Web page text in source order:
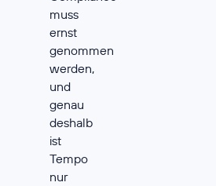
muss
ernst
genommen
werden,
und
genau
deshalb
ist
Tempo
nur